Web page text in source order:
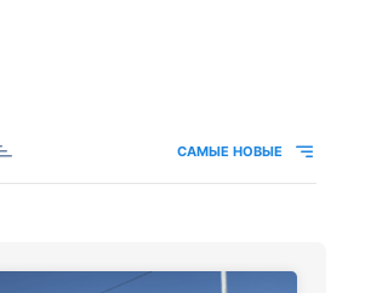
САМЫЕ НОВЫЕ